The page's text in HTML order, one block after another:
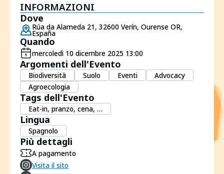
INFORMAZIONI
Dove
Rúa da Alameda 21, 32600 Verín, Ourense OR,
España
Quando
mercoledì 10 dicembre 2025 13:00
Argomenti dell'Evento
Biodiversità Suolo Eventi
Advocacy
Agroecologia
Tags dell'Evento
Eat-in, pranzo, cena, …
Lingua
Spagnolo
Più dettagli
A pagamento
Visita il sito